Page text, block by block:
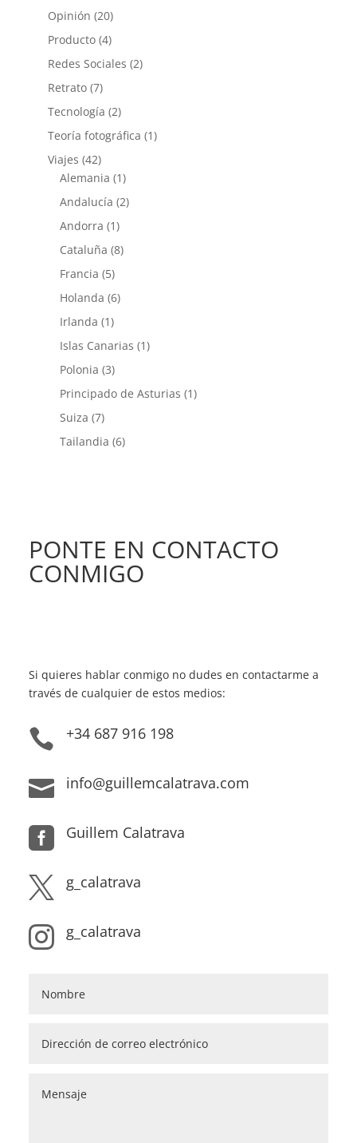
Opinión (20)
Producto(4)
Redes Sociales (2)
Retrato(7)
Tecnología (2)
Teoría fotográfica (1)
Viajes (42)
Alemania (1)
Andalucía (2)
Andorra (1)
Cataluña (8)
Francia (5)
Holanda (6)
Irlanda (1)
Islas Canarias (1)
Polonia (3)
Principado de Asturias (1)
Suiza (7)
Tailandia (6)
PONTE EN CONTACTO
CONMIGO
Si quieres hablar conmigo no dudes en contactarme a
través de cualquier de estos medios:
 +34 687 916 198
 info@guillemcalatrava.com
 Guillem Calatrava
 g_calatrava
 g_calatrava